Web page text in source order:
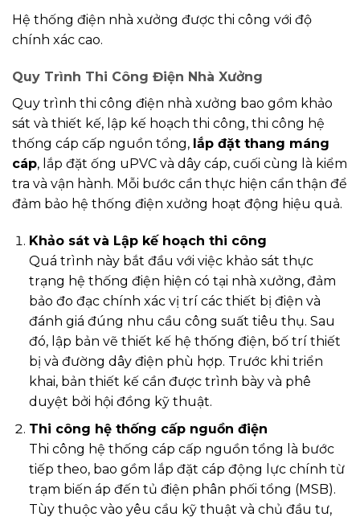
Hệ thống điện nhà xưởng được thi công với độ
chính xác cao.
Quy Trình Thi Công Điện Nhà Xưởng
Quy trình thi công điện nhà xưởng bao gồm khảo
sát và thiết kế, lập kế hoạch thi công, thi công hệ
thống cáp cấp nguồn tổng, lắp đặt thang máng
cáp, lắp đặt ống uPVC và dây cáp, cuối cùng là kiểm
tra và vận hành. Mỗi bước cần thực hiện cẩn thận để
đảm bảo hệ thống điện xưởng hoạt động hiệu quả.
Khảo sát và Lập kế hoạch thi công
Quá trình này bắt đầu với việc khảo sát thực
trạng hệ thống điện hiện có tại nhà xưởng, đảm
bảo đo đạc chính xác vị trí các thiết bị điện và
đánh giá đúng nhu cầu công suất tiêu thụ. Sau
đó, lập bản vẽ thiết kế hệ thống điện, bố trí thiết
bị và đường dây điện phù hợp. Trước khi triển
khai, bản thiết kế cần được trình bày và phê
duyệt bởi hội đồng kỹ thuật.
Thi công hệ thống cấp nguồn điện
Thi công hệ thống cáp cấp nguồn tổng là bước
tiếp theo, bao gồm lắp đặt cáp động lực chính từ
trạm biến áp đến tủ điện phân phối tổng (MSB).
Tùy thuộc vào yêu cầu kỹ thuật và chủ đầu tư,